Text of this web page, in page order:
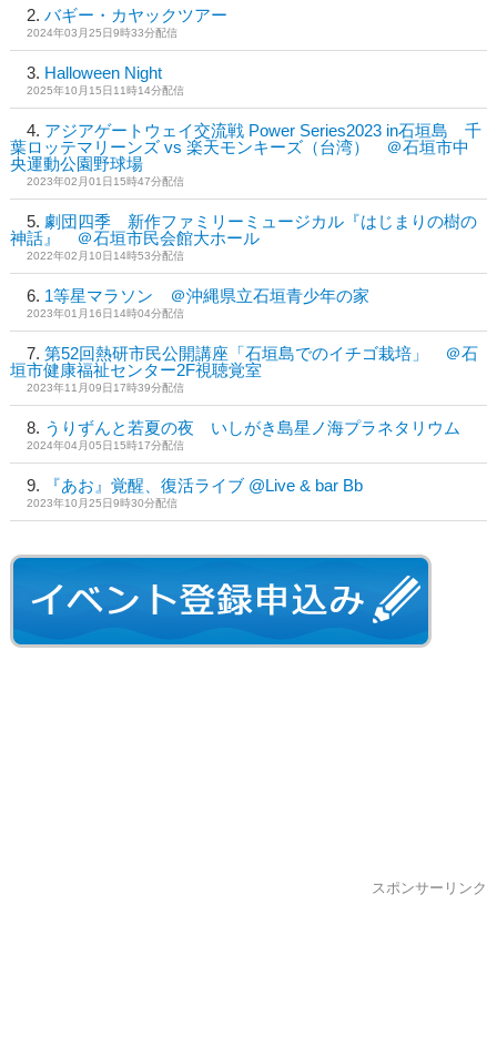
バギー・カヤックツアー
2024年03月25日9時33分配信
Halloween Night
2025年10月15日11時14分配信
アジアゲートウェイ交流戦 Power Series2023 in石垣島 千
葉ロッテマリーンズ vs 楽天モンキーズ（台湾） ＠石垣市中
央運動公園野球場
2023年02月01日15時47分配信
劇団四季 新作ファミリーミュージカル『はじまりの樹の
神話』 ＠石垣市民会館大ホール
2022年02月10日14時53分配信
1等星マラソン ＠沖縄県立石垣青少年の家
2023年01月16日14時04分配信
第52回熱研市民公開講座「石垣島でのイチゴ栽培」 ＠石
垣市健康福祉センター2F視聴覚室
2023年11月09日17時39分配信
うりずんと若夏の夜 いしがき島星ノ海プラネタリウム
2024年04月05日15時17分配信
『あお』覚醒、復活ライブ @Live & bar Bb
2023年10月25日9時30分配信
スポンサーリンク